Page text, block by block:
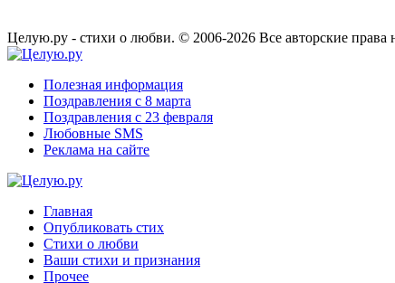
Целую.ру - стихи о любви. © 2006-2026 Все авторские права
Полезная информация
Поздравления с 8 марта
Поздравления с 23 февраля
Любовные SMS
Реклама на сайте
Главная
Опубликовать стих
Стихи о любви
Ваши стихи и признания
Прочее